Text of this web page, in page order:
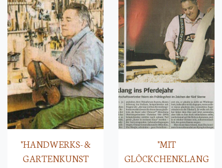
"HANDWERKS- &
GARTENKUNST
"MIT
GLÖCKCHENKLANG